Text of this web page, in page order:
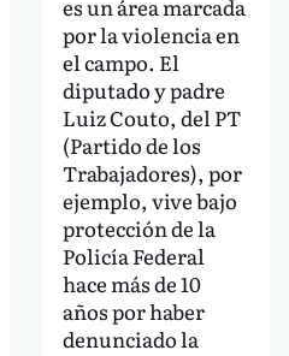
es un área marcada
por la violencia en
el campo. El
diputado y padre
Luiz Couto, del PT
(Partido de los
Trabajadores), por
ejemplo, vive bajo
protección de la
Policía Federal
hace más de 10
años por haber
denunciado la